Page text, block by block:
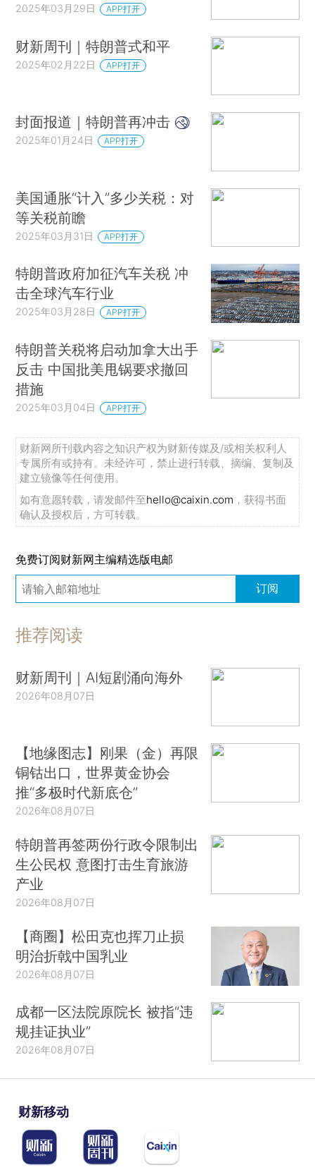
2025年03月29日 APP打开
财新周刊｜特朗普式和平
2025年02月22日 APP打开
封面报道｜特朗普再冲击
2025年01月24日 APP打开
美国通胀“计入”多少关税：对
等关税前瞻
2025年03月31日 APP打开
特朗普政府加征汽车关税 冲
击全球汽车行业
2025年03月28日 APP打开
特朗普关税将启动加拿大出手
反击 中国批美甩锅要求撤回
措施
2025年03月04日 APP打开
财新网所刊载内容之知识产权为财新传媒及/或相关权利人
专属所有或持有。未经许可，禁止进行转载、摘编、复制及
建立镜像等任何使用。
如有意愿转载，请发邮件至hello@caixin.com ，获得书面
确认及授权后，方可转载。
免费订阅财新网主编精选版电邮
订阅
推荐阅读
财新周刊｜AI短剧涌向海外
2026年08月07日
【地缘图志】刚果（金）再限
铜钴出口，世界黄金协会
推“多极时代新底仓”
2026年08月07日
特朗普再签两份行政令限制出
生公民权 意图打击生育旅游
产业
2026年08月07日
【商圈】松田克也挥刀止损
明治折戟中国乳业
2026年08月07日
成都一区法院原院长 被指“违
规挂证执业”
2026年08月07日
财新移动